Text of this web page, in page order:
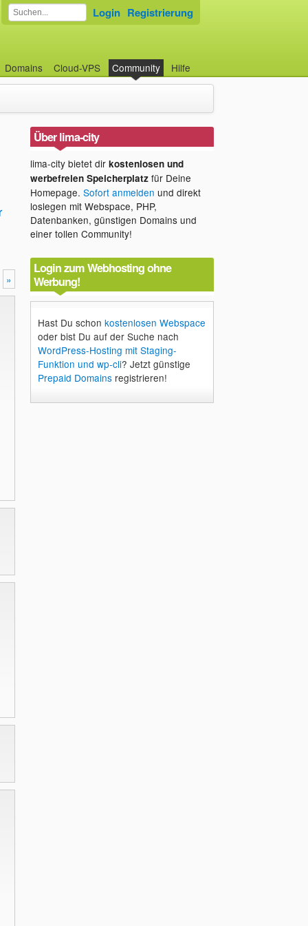
Domains Cloud-VPS Community Hilfe
Login Registrierung
»
Über lima-city
lima-city bietet dir kostenlosen und
werbefreien Speicherplatzfür Deine
Homepage. Sofort anmelden und direkt
loslegen mit Webspace, PHP,
Datenbanken, günstigen Domains und
einer tollen Community!
Login zum Webhosting ohne
Werbung!
Hast Du schon kostenlosen Webspace
oder bist Du auf der Suche nach
WordPress-Hosting mit Staging-
Funktion und wp-cli? Jetzt günstige
Prepaid Domainsregistrieren!